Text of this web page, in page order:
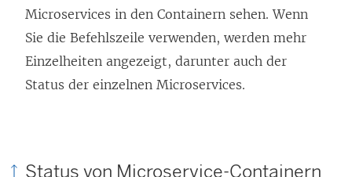
Microservices in den Containern sehen. Wenn
Sie die Befehlszeile verwenden, werden mehr
Einzelheiten angezeigt, darunter auch der
Status der einzelnen Microservices.
Status von Microservice-Containern